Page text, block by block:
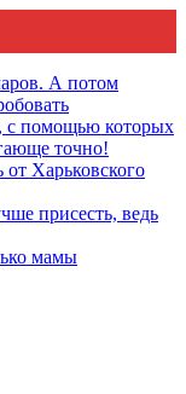
А потом
с помощью которых
точно!
от Харьковского
присесть, ведь
мамы